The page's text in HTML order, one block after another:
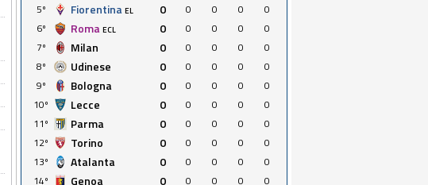
5º
Fiorentina EL 0 0 0 0
0
6º
Roma ECL 0 0 0 0
0
7º
Milan 0 0 0 0
0
8º
Udinese 0 0 0 0
0
9º
Bologna 0 0 0 0
0
10º
Lecce 0 0 0 0
0
11º
Parma 0 0 0 0
0
12º
Torino 0 0 0 0
0
13º
Atalanta 0 0 0 0
0
14º
Genoa 0 0 0 0 0